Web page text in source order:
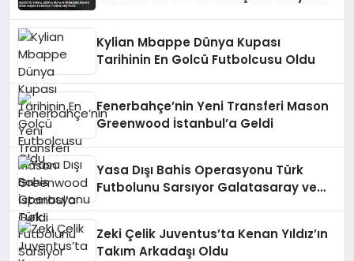
Kylian Mbappe Dünya Kupası
Tarihinin En Golcü Futbolcusu Oldu
Fenerbahçe’nin Yeni Transferi Mason
Greenwood İstanbul’a Geldi
Yasa Dışı Bahis Operasyonu Türk
Futbolunu Sarsıyor Galatasaray ve
Zeki Çelik Juventus’ta Kenan Yıldız’ın
Takım Arkadaşı Oldu